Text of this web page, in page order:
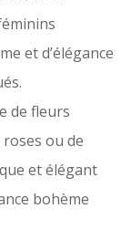
et d’élégance
de fleurs
ou de
et élégant
bohème